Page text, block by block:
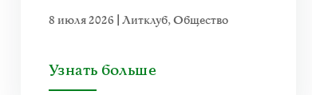
8 июля 2026 Литклуб,Общество
Узнать больше